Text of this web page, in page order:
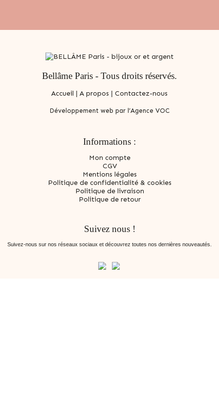
Bellâme Paris - Tous droits réservés.
Accueil | A propos | Contactez-nous
Développement web par l’Agence VOC
Informations :
Mon compte
CGV
Mentions légales
Politique de confidentialité & cookies
Politique de livraison
Politique de retour
Suivez nous !
Suivez-nous sur nos réseaux sociaux et découvrez toutes nos dernières nouveautés.